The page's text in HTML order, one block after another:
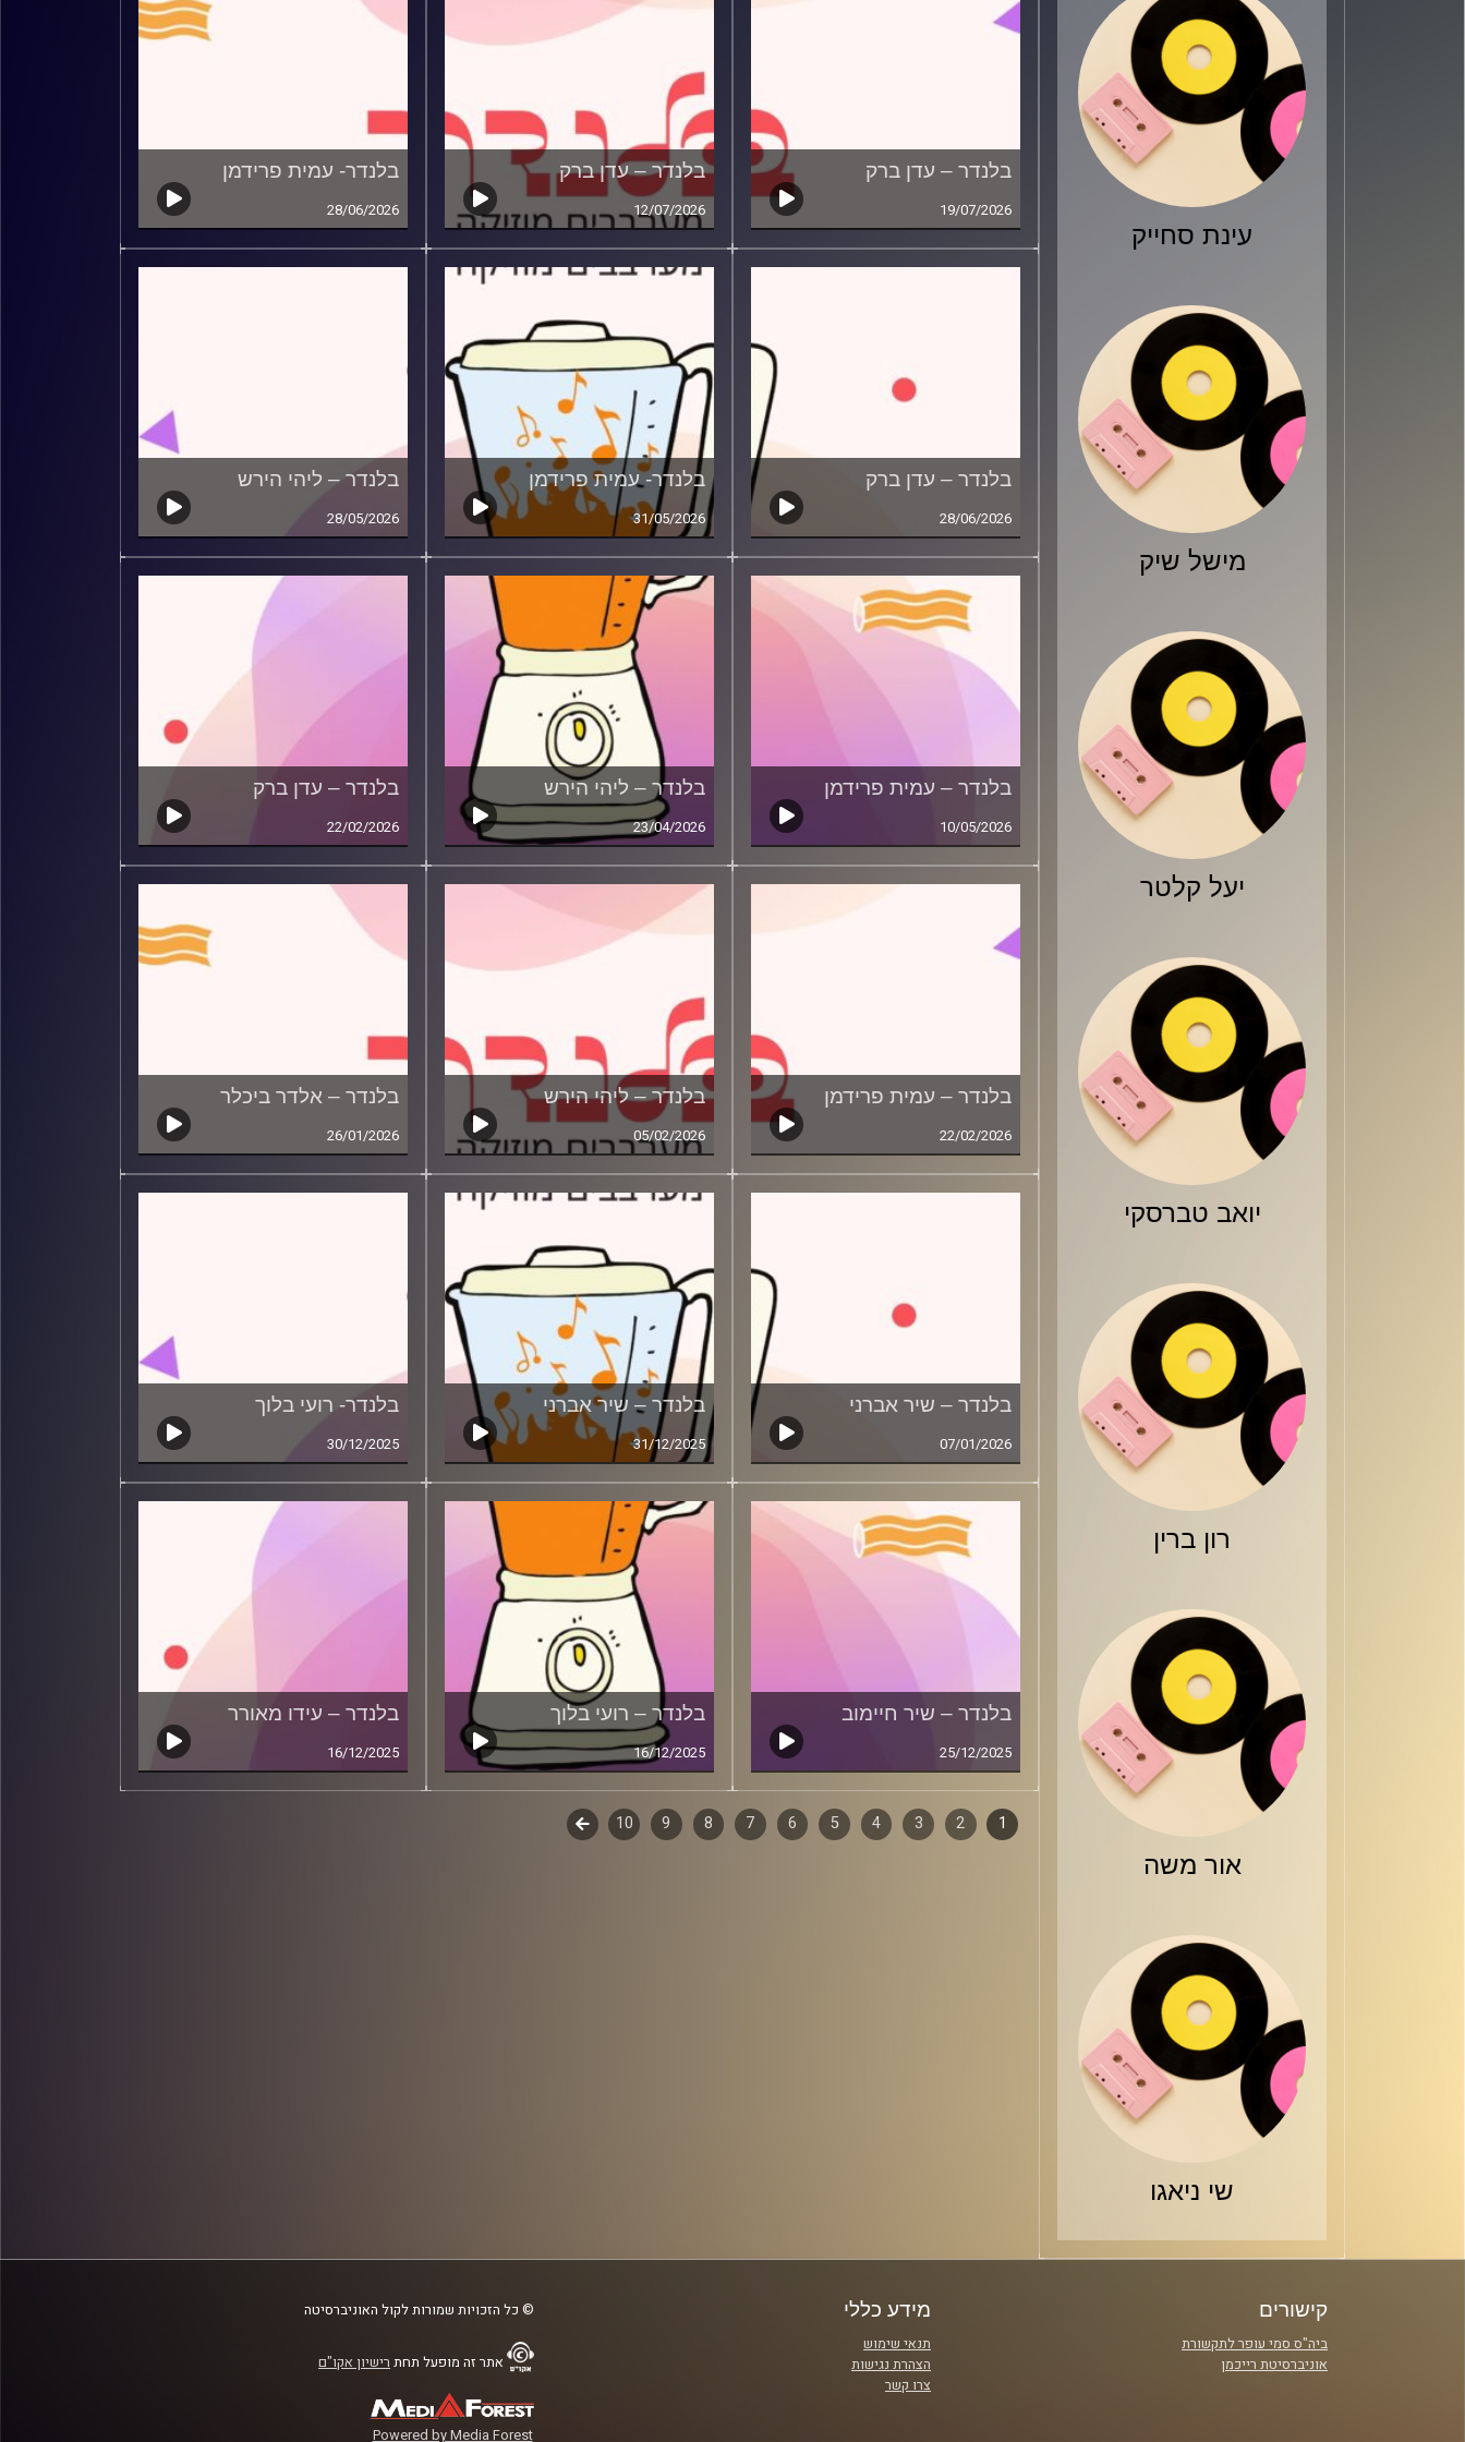
עינת סחייק
מישל שיק
יעל קלטר
יואב טברסקי
רון ברין
אור משה
שי ניאגו
בלנדר – עדן ברק
19/07/2026
בלנדר – עדן ברק
12/07/2026
בלנדר- עמית פרידמן
28/06/2026
בלנדר – עדן ברק
28/06/2026
בלנדר- עמית פרידמן
31/05/2026
בלנדר – ליהי הירש
28/05/2026
בלנדר – עמית פרידמן
10/05/2026
בלנדר – ליהי הירש
23/04/2026
בלנדר – עדן ברק
22/02/2026
בלנדר – עמית פרידמן
22/02/2026
בלנדר – ליהי הירש
05/02/2026
בלנדר – אלדר ביכלר
26/01/2026
בלנדר – שיר אברני
07/01/2026
בלנדר – שיר אברני
31/12/2025
בלנדר- רועי בלוך
30/12/2025
בלנדר – שיר חיימוב
25/12/2025
בלנדר – רועי בלוך
16/12/2025
בלנדר – עידו מאורר
16/12/2025
סגירה
דפדוף
1
2
3
4
5
6
7
8
9
10
לשלב
קישורים
ביה"ס סמי עופר לתקשורת
אוניברסיטת רייכמן
מידע כללי
תנאי שימוש
הצהרת נגישות
צרו קשר
© כל הזכויות שמורות לקול האוניברסיטה
אתר זה מופעל תחת רישיון אקו"ם
Powered by Media Forest